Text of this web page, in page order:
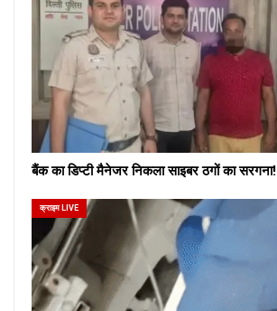
बैंक का डिप्टी मैनेजर निकला साइबर ठगों का सरगना!
क्राइम LIVE